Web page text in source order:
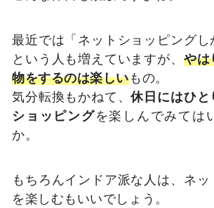
最近では「ネットショッピングし
という人も増えていますが、 やは
物をするのは楽しいもの。
気分転換もかねて、休日にはひと
ショッピングを楽しんでみては
か。
もちろんインドア派な人は、ネ
を楽しむもいいでしょう。